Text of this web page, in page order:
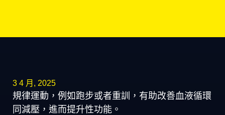
3 4 月, 2025
規律運動，例如跑步或者重訓，有助改善血液循環
同減壓，進而提升性功能。